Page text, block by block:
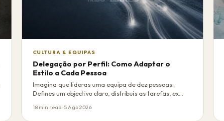
CULTURA & EQUIPAS
Delegação por Perfil: Como Adaptar o
Estilo a Cada Pessoa
Imagina que lideras uma equipa de dez pessoas.
Defines um objectivo claro, distribuis as tarefas, ex…
18 min read · 5 Ago 2026